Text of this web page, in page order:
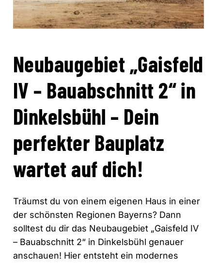
Neubaugebiet „Gaisfeld
IV – Bauabschnitt 2“ in
Dinkelsbühl – Dein
perfekter Bauplatz
wartet auf dich!
Träumst du von einem eigenen Haus in einer
der schönsten Regionen Bayerns? Dann
solltest du dir das Neubaugebiet „Gaisfeld IV
– Bauabschnitt 2“ in Dinkelsbühl genauer
anschauen! Hier entsteht ein modernes